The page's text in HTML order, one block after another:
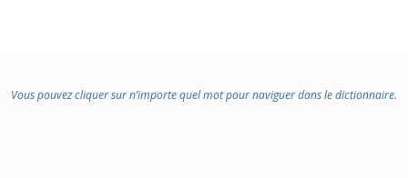
Vous pouvez cliquer sur n’importe quel mot pour naviguer dans le dictionnaire.